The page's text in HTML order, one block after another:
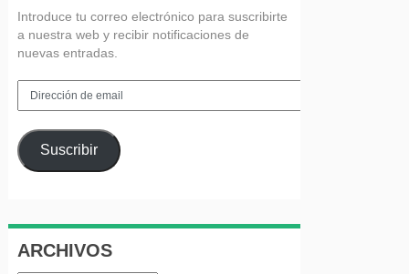
Introduce tu correo electrónico para suscribirte
a nuestra web y recibir notificaciones de
nuevas entradas.
Dirección
Suscribir
ARCHIVOS